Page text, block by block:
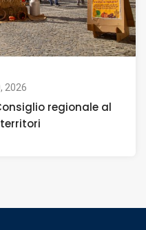
2026
regionale al